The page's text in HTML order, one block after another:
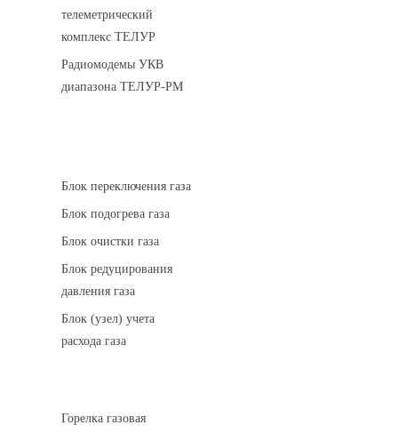
телеметрический
комплекс ТЕЛУР
Радиомодемы УКВ
диапазона ТЕЛУР-РМ
Блок переключения газа
Блок подогрева газа
Блок очистки газа
Блок редуцирования
давления газа
Блок (узел) учета
расхода газа
Горелка газовая